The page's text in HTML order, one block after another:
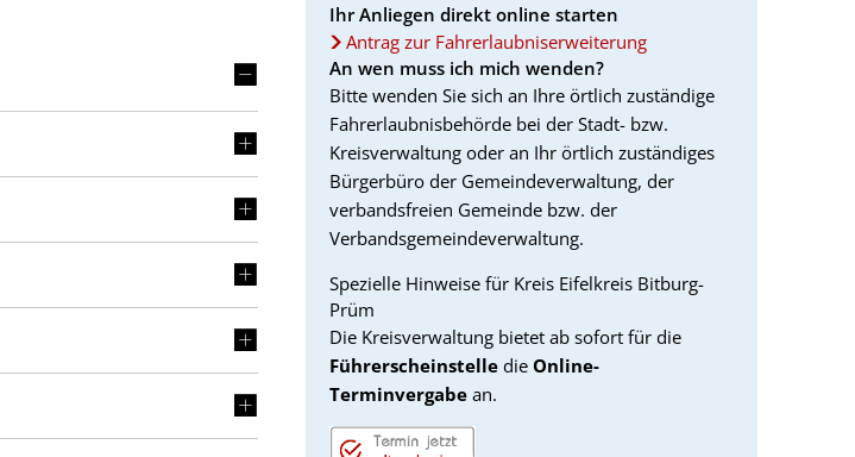
Ihr Anliegen direkt online starten
Antrag zur Fahrerlaubniserweiterung
An wen muss ich mich wenden?
Bitte wenden Sie sich an Ihre örtlich zuständige
Fahrerlaubnisbehörde bei der Stadt- bzw.
Kreisverwaltung oder an Ihr örtlich zuständiges
Bürgerbüro der Gemeindeverwaltung, der
verbandsfreien Gemeinde bzw. der
Verbandsgemeindeverwaltung.
Spezielle Hinweise für Kreis Eifelkreis Bitburg-
Prüm
Die Kreisverwaltung bietet ab sofort für die
Führerscheinstelle die Online-
Terminvergabe an.